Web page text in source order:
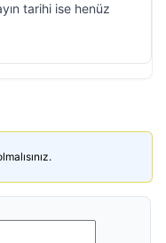
tarihi ise henüz